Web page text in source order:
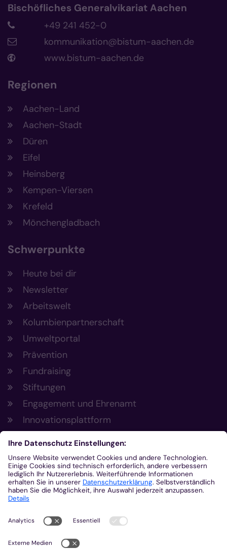
Bischöfliches Generalvikariat Aachen
+49 241 452-0
kommunikation@bistum-aachen.de
www.bistum-aachen.de
Regionen
Aachen-Land
Aachen-Stadt
Düren
Eifel
Heinsberg
Kempen-Viersen
Krefeld
Mönchengladbach
Schwerpunkte
Heute bei dir
Newsletter
Arbeitswelt
Kolumbienpartnerschaft
Umweltportal
Prävention
Fundraising
Stiftungen
Engagement und Ehrenamt
Innovationsplattform
Aus der Plattform
Nachrichten
Veranstaltungen
Gottesdienste
Stellenangebote
Kirchenzeitung